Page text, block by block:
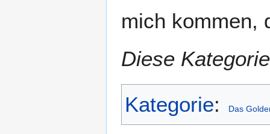
mich kommen,
Diese
Kategorie: Das